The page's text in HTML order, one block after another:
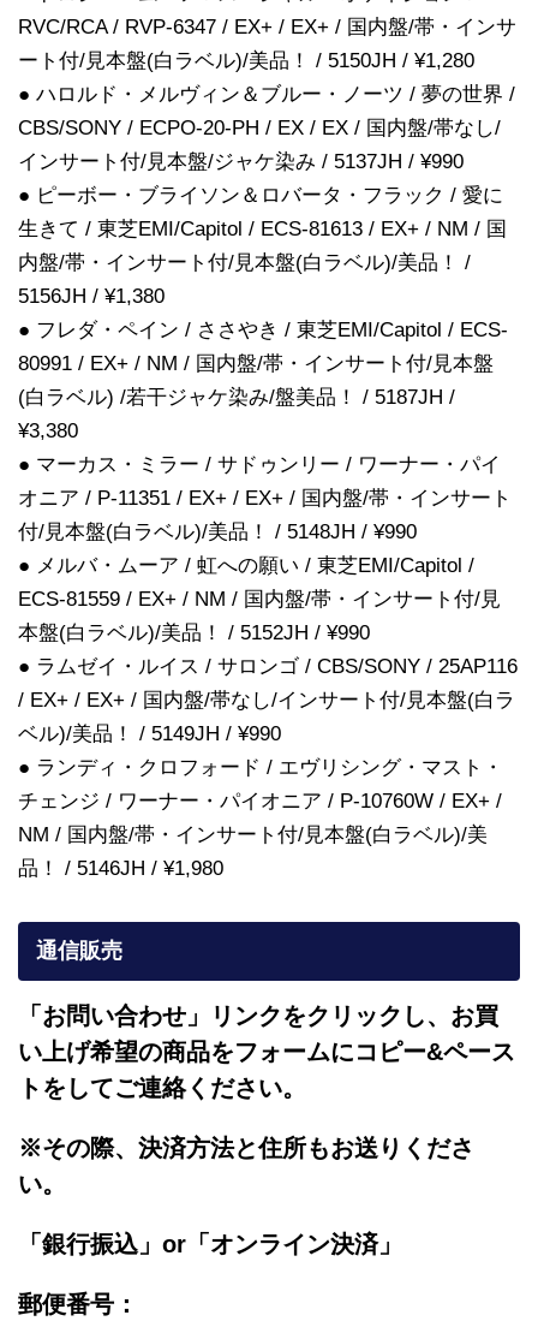
RVC/RCA / RVP-6347 / EX+ / EX+ / 国内盤/帯・インサ
ート付/見本盤(白ラベル)/美品！ / 5150JH / ¥1,280
● ハロルド・メルヴィン＆ブルー・ノーツ / 夢の世界 /
CBS/SONY / ECPO-20-PH / EX / EX / 国内盤/帯なし/
インサート付/見本盤/ジャケ染み / 5137JH / ¥990
● ピーボー・ブライソン＆ロバータ・フラック / 愛に
生きて / 東芝EMI/Capitol / ECS-81613 / EX+ / NM / 国
内盤/帯・インサート付/見本盤(白ラベル)/美品！ /
5156JH / ¥1,380
● フレダ・ペイン / ささやき / 東芝EMI/Capitol / ECS-
80991 / EX+ / NM / 国内盤/帯・インサート付/見本盤
(白ラベル) /若干ジャケ染み/盤美品！ / 5187JH /
¥3,380
● マーカス・ミラー / サドゥンリー / ワーナー・パイ
オニア / P-11351 / EX+ / EX+ / 国内盤/帯・インサート
付/見本盤(白ラベル)/美品！ / 5148JH / ¥990
● メルバ・ムーア / 虹への願い / 東芝EMI/Capitol /
ECS-81559 / EX+ / NM / 国内盤/帯・インサート付/見
本盤(白ラベル)/美品！ / 5152JH / ¥990
● ラムゼイ・ルイス / サロンゴ / CBS/SONY / 25AP116
/ EX+ / EX+ / 国内盤/帯なし/インサート付/見本盤(白ラ
ベル)/美品！ / 5149JH / ¥990
● ランディ・クロフォード / エヴリシング・マスト・
チェンジ / ワーナー・パイオニア / P-10760W / EX+ /
NM / 国内盤/帯・インサート付/見本盤(白ラベル)/美
品！ / 5146JH / ¥1,980
通信販売
「お問い合わせ」リンクをクリックし、 お買
い上げ希望の商品をフォームにコピー&ペース
トをしてご連絡ください。
※その際、決済方法と住所もお送りくださ
い。
「銀行振込」or「 オンライン決済」
郵便番号：